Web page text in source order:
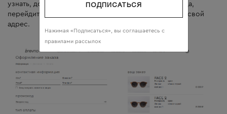
узнать, доступна ли данная услуга для Вашего города,
перейдите на страницу “Оформить заказ” и введите свой
адрес.
ПОДПИСАТЬСЯ
Нажимая «Подписаться», вы соглашаетесь c
правилами рассылок